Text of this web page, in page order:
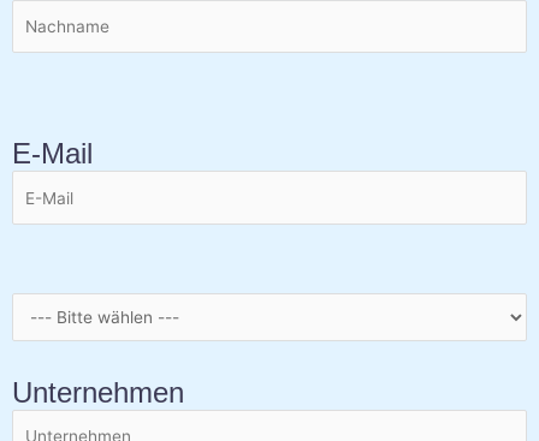
E-Mail
Unternehmen